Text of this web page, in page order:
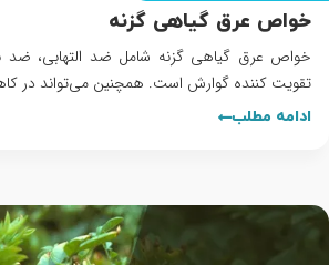
خواص عرق گیاهی گزنه
خواص عرق گیاهی گزنه شامل ضد التهابی، ضد
تقویت کننده گوارش است. همچنین می‌تواند در
ادامه مطلب